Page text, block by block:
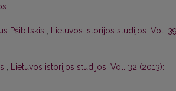
Pšibilskis , Lietuvos istorijos studijos: Vol.
, Lietuvos istorijos studijos: Vol. 32 (2013):